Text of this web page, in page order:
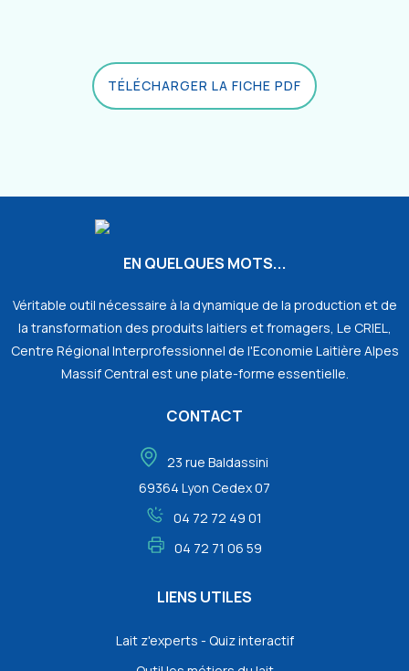
TÉLÉCHARGER LA FICHE PDF
EN QUELQUES MOTS...
Véritable outil nécessaire à la dynamique de la production et de
la transformation des produits laitiers et fromagers, Le CRIEL,
Centre Régional Interprofessionnel de l'Economie Laitière Alpes
Massif Central est une plate-forme essentielle.
CONTACT
23 rue Baldassini
69364 Lyon Cedex 07
04 72 72 49 01
04 72 71 06 59
LIENS UTILES
Lait z'experts - Quiz interactif